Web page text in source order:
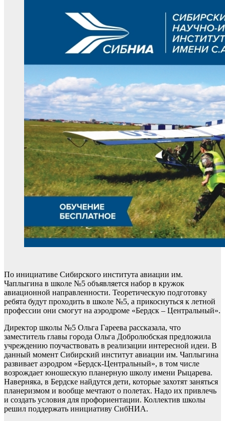
По инициативе Сибирского института авиации им.
Чаплыгина в школе №5 объявляется набор в кружок
авиационной направленности. Теоретическую подготовку
ребята будут проходить в школе №5, а прикоснуться к летной
профессии они смогут на аэродроме «Бердск – Центральный».
Директор школы №5 Ольга Гареева рассказала, что
заместитель главы города Ольга Добролюбская предложила
учреждению поучаствовать в реализации интересной идеи. В
данный момент Сибирский институт авиации им. Чаплыгина
развивает аэродром «Бердск-Центральный», в том числе
возрождает юношескую планерную школу имени Рыцарева.
Наверняка, в Бердске найдутся дети, которые захотят заняться
планеризмом и вообще мечтают о полетах. Надо их привлечь
и создать условия для профориентации. Коллектив школы
решил поддержать инициативу СибНИА.